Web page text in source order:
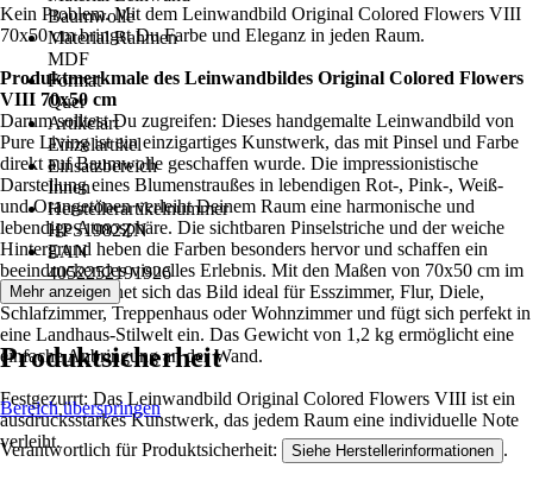
Baumwolle
Material Rahmen
MDF
Format
Quer
Artikelart
Einzelartikel
Einsatzbereich
Innen
Herstellerartikelnummer
HPS1982ZN
EAN
4052252191926
Kein Problem. Mit dem Leinwandbild Original Colored Flowers VIII
70x50 cm bringst Du Farbe und Eleganz in jeden Raum.
Produktmerkmale des Leinwandbildes Original Colored Flowers
VIII 70x50 cm
Darum solltest Du zugreifen: Dieses handgemalte Leinwandbild von
Pure Living ist ein einzigartiges Kunstwerk, das mit Pinsel und Farbe
direkt auf Baumwolle geschaffen wurde. Die impressionistische
Darstellung eines Blumenstraußes in lebendigen Rot-, Pink-, Weiß-
und Orangetönen verleiht Deinem Raum eine harmonische und
lebendige Atmosphäre. Die sichtbaren Pinselstriche und der weiche
Hintergrund heben die Farben besonders hervor und schaffen ein
beeindruckendes visuelles Erlebnis. Mit den Maßen von 70x50 cm im
Querformat eignet sich das Bild ideal für Esszimmer, Flur, Diele,
Schlafzimmer, Treppenhaus oder Wohnzimmer und fügt sich perfekt in
eine Landhaus-Stilwelt ein. Das Gewicht von 1,2 kg ermöglicht eine
einfache Anbringung an der Wand.
Festgezurrt: Das Leinwandbild Original Colored Flowers VIII ist ein
ausdrucksstarkes Kunstwerk, das jedem Raum eine individuelle Note
verleiht.
Mehr anzeigen
Produktsicherheit
Bereich überspringen
Verantwortlich für Produktsicherheit: Siehe Herstellerinformationen .